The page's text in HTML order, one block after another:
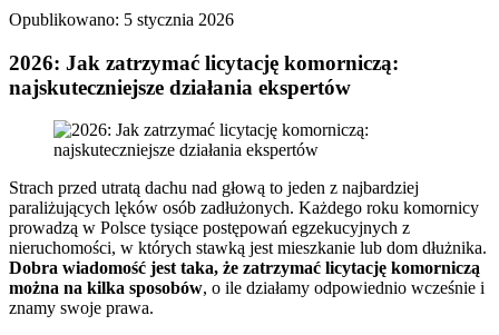
Opublikowano: 5 stycznia 2026
2026: Jak zatrzymać licytację komorniczą:
najskuteczniejsze działania ekspertów
Strach przed utratą dachu nad głową to jeden z najbardziej
paraliżujących lęków osób zadłużonych. Każdego roku komornicy
prowadzą w Polsce tysiące postępowań egzekucyjnych z
nieruchomości, w których stawką jest mieszkanie lub dom dłużnika.
Dobra wiadomość jest taka, że zatrzymać licytację komorniczą
można na kilka sposobów, o ile działamy odpowiednio wcześnie i
znamy swoje prawa.